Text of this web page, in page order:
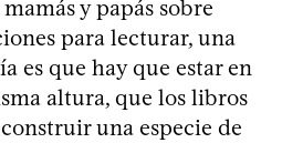
y papás sobre
para lecturar, una
es que hay que estar en
altura, que los libros
una especie de